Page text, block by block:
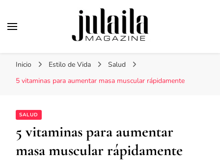
Inicio Estilo de Vida
Salud
5 vitaminas para aumentar masa muscular rápidamente
SALUD
5 vitaminas para aumentar
masa muscular rápidamente